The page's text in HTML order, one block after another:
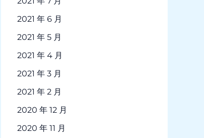
2021 年 6 月
2021 年 5 月
2021 年 4 月
2021 年 3 月
2021 年 2 月
2020 年 12 月
2020 年 11 月